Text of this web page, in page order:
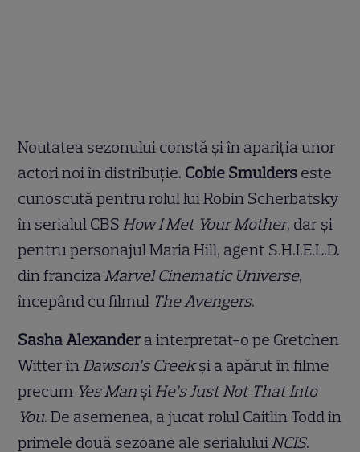
Noutatea sezonului constă și în apariția unor
actori noi în distribuție. Cobie Smulders este
cunoscută pentru rolul lui Robin Scherbatsky
în serialul CBS How I Met Your Mother, dar și
pentru personajul Maria Hill, agent S.H.I.E.L.D.
din franciza Marvel Cinematic Universe,
începând cu filmul The Avengers.
Sasha Alexander a interpretat-o pe Gretchen
Witter în Dawson’s Creekși a apărut în filme
precum Yes Man și He’s Just Not That Into
You. De asemenea, a jucat rolul Caitlin Todd în
primele două sezoane ale serialului NCIS.